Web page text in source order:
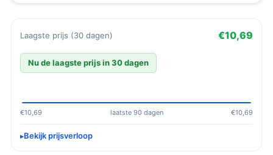
Laagste prijs (30 dagen) €10,69
Nu de laagste prijs in 30 dagen
€10,69 laatste 90 dagen €10,69
Bekijk prijsverloop